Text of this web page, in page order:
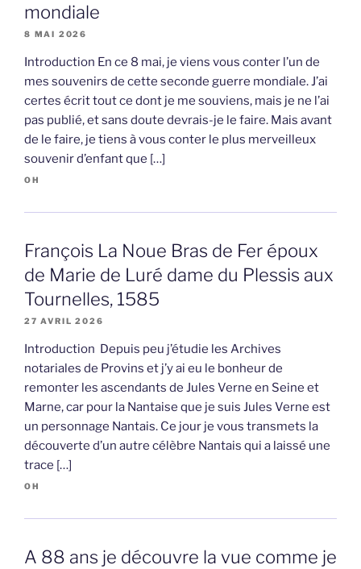
mondiale
8 MAI 2026
Introduction En ce 8 mai, je viens vous conter l’un de
mes souvenirs de cette seconde guerre mondiale. J’ai
certes écrit tout ce dont je me souviens, mais je ne l’ai
pas publié, et sans doute devrais-je le faire. Mais avant
de le faire, je tiens à vous conter le plus merveilleux
souvenir d’enfant que […]
OH
François La Noue Bras de Fer époux
de Marie de Luré dame du Plessis aux
Tournelles, 1585
27 AVRIL 2026
Introduction Depuis peu j’étudie les Archives
notariales de Provins et j’y ai eu le bonheur de
remonter les ascendants de Jules Verne en Seine et
Marne, car pour la Nantaise que je suis Jules Verne est
un personnage Nantais. Ce jour je vous transmets la
découverte d’un autre célèbre Nantais qui a laissé une
trace […]
OH
A 88 ans je découvre la vue comme je